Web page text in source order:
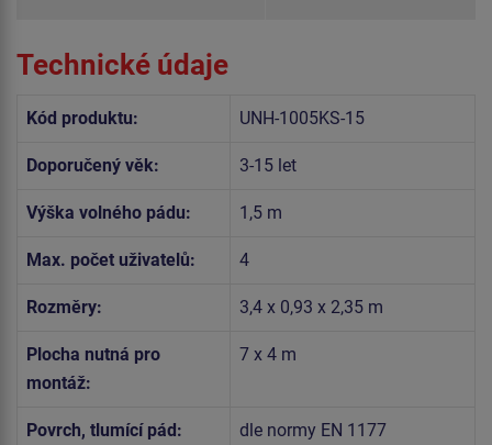
Technické údaje
Kód produktu: UNH-1005KS-15
Doporučený věk: 3-15 let
Výška volného pádu: 1,5 m
Max. počet uživatelů: 4
Rozměry: 3,4 x 0,93 x 2,35 m
Plocha nutná pro
montáž:
7 x 4 m
Povrch, tlumící pád:
dle normy EN 1177